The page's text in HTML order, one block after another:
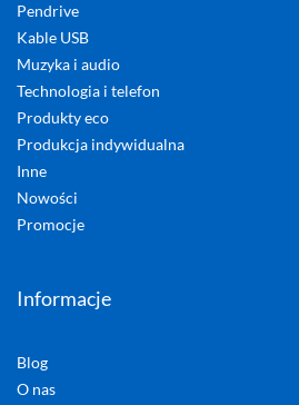
Pendrive
Kable USB
Muzyka i audio
Technologia i telefon
Produkty eco
Produkcja indywidualna
Inne
Nowości
Promocje
Informacje
Blog
O nas